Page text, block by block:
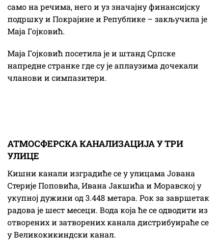
само на речима, него и уз значајну финансијску
подршку и Покрајине и Републике – закључила је
Маја Гојковић.
Маја Гојковић посетила је и штанд Српске
напредне странке где су је аплаузима дочекали
чланови и симпазитери.
АТМОСФЕРСКА КАНАЛИЗАЦИЈА У ТРИ
УЛИЦЕ
Кишни канали изградиће се у улицама Јована
Стерије Поповића, Ивана Јакшића и Моравској у
укупној дужини од 3.448 метара. Рок за завршетак
радова је шест месеци. Вода која ће се одводити из
отворених и затворених канала дистрибуираће се
у Великокикиндски канал.